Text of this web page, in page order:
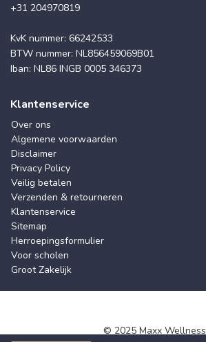
+31 204970819
KvK nummer: 66242533
BTW nummer: NL856459069B01
Iban: NL86 INGB 0005 346373
Klantenservice
Over ons
Algemene voorwaarden
Disclaimer
Privacy Policy
Veilig betalen
Verzenden & retourneren
Klantenservice
Sitemap
Herroepingsformulier
Voor scholen
Groot Zakelijk
© 2025 Maxx Wellness